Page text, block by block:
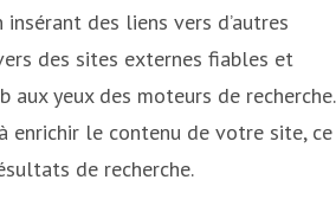
des liens vers d’autres
des sites externes fiables et
yeux des moteurs de recherche.
enrichir le contenu de votre site, ce
de recherche.